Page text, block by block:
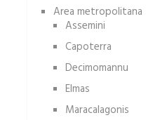
Area metropolitana
Assemini
Capoterra
Decimomannu
Elmas
Maracalagonis